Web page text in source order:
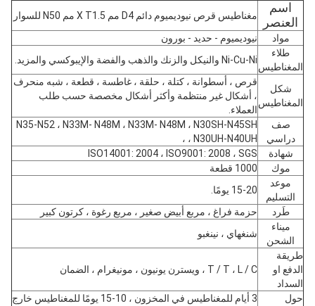
اسم
العنصر
مغناطيس قرص نيوديميوم دائم D4 مم X T1.5 مم N50 للسوار
مواد
نيوديميوم - حديد - بورون
طلاء
المغناطيس
Ni-Cu-Ni والنيكل والزنك والذهب والفضة والإيبوكسي والمزيد.
شكل
المغناطيس
قرص ، أسطوانة ، كتلة ، حلقة ، غاطسة ، قطعة ، شبه منحرف
، أشكال غير منتظمة وأكثر أشكال مخصصة حسب طلب
العملاء.
صف
دراسي
N35-N52 ، N33M- N48M ، N33M- N48M ، N30SH-N45SH
، N30UH-N40UH ،
شهادة
ISO14001: 2004 ، ISO9001: 2008 ، SGS
موك
1000 قطعة
موعد
التسليم
15-20 يومًا.
طَرد
حزمة فراغ ، مربع أبيض صغير ، مربع رغوة ، كرتون كبير
ميناء
الشحن
شنغهاي ، نينغبو
طريقة
الدفع او
السداد
T / T ، L / C ، ويسترن يونيون ، مونيغرام ، الضمان
حول 3 أيام للمغناطيس في المخزون ، 10-15 يومًا للمغناطيس خارج